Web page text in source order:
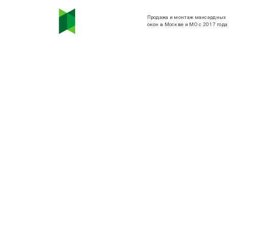
Продажа и монтаж мансардных
окон в Москве и МО с 2017 года